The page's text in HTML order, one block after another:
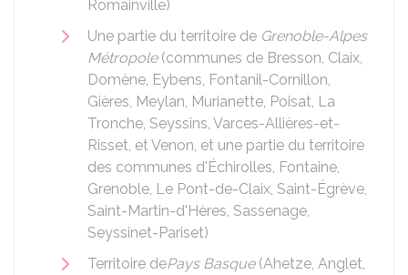
Romainville)
Une partie du territoire de Grenoble-Alpes
Métropole(communes de Bresson, Claix,
Domène, Eybens, Fontanil-Cornillon,
Gières, Meylan, Murianette, Poisat, La
Tronche, Seyssins, Varces-Allières-et-
Risset, et Venon, et une partie du territoire
des communes d'Échirolles, Fontaine,
Grenoble, Le Pont-de-Claix, Saint-Égrève,
Saint-Martin-d'Hères, Sassenage,
Seyssinet-Pariset)
Territoire dePays Basque(Ahetze, Anglet,